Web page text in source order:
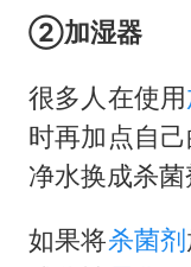
②加湿器
很多人在使用
时再加点自
净水换成杀菌
如果将杀菌剂